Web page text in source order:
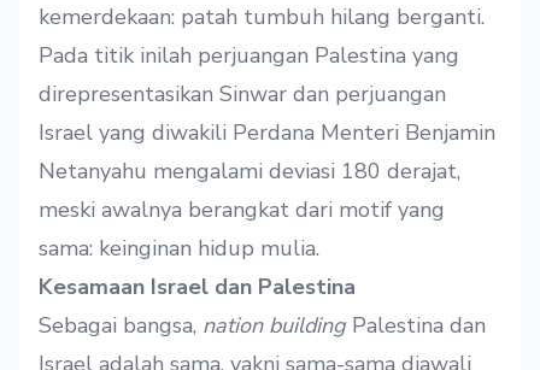
kemerdekaan: patah tumbuh hilang berganti.
Pada titik inilah perjuangan Palestina yang
direpresentasikan Sinwar dan perjuangan
Israel yang diwakili Perdana Menteri Benjamin
Netanyahu mengalami deviasi 180 derajat,
meski awalnya berangkat dari motif yang
sama: keinginan hidup mulia.
Kesamaan Israel dan Palestina
Sebagai bangsa, nation building Palestina dan
Israel adalah sama, yakni sama-sama diawali